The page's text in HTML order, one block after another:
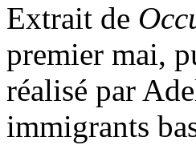
Extrait de
premier mai,
réalisé par
immigrants